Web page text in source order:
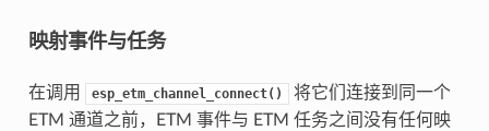
映射事件与任务
在调用 esp_etm_channel_connect()
将它们连接到同一个
ETM 通道之前，ETM 事件与 ETM 任务之间没有任何映